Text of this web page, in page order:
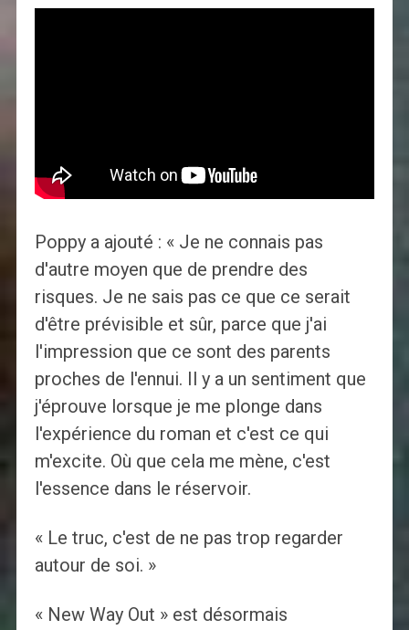
Poppy a ajouté : « Je ne connais pas
d'autre moyen que de prendre des
risques. Je ne sais pas ce que ce serait
d'être prévisible et sûr, parce que j'ai
l'impression que ce sont des parents
proches de l'ennui. Il y a un sentiment que
j'éprouve lorsque je me plonge dans
l'expérience du roman et c'est ce qui
m'excite. Où que cela me mène, c'est
l'essence dans le réservoir.
« Le truc, c'est de ne pas trop regarder
autour de soi. »
« New Way Out » est désormais